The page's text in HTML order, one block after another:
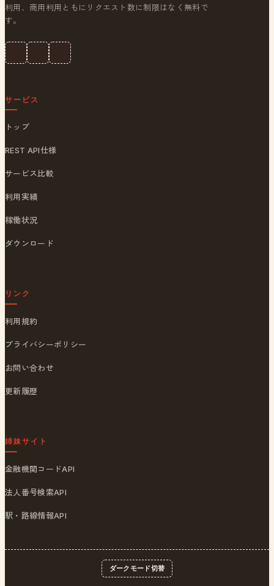
利用、商用利用ともにリクエスト数に制限はなく無料で
す。
サービス
トップ
REST API仕様
サービス比較
利用実績
稼働状況
ダウンロード
リンク
利用規約
プライバシーポリシー
お問い合わせ
更新履歴
姉妹サイト
金融機関コードAPI
法人番号検索API
駅・路線情報API
ダークモード切替